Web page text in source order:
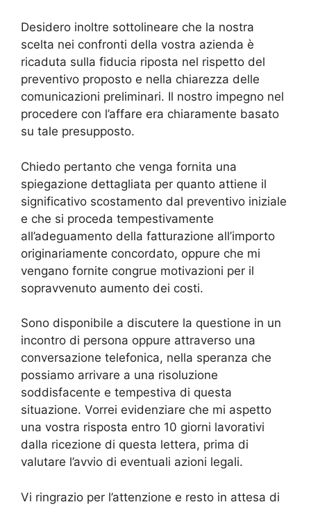
Desidero inoltre sottolineare che la nostra
scelta nei confronti della vostra azienda è
ricaduta sulla fiducia riposta nel rispetto del
preventivo proposto e nella chiarezza delle
comunicazioni preliminari. Il nostro impegno nel
procedere con l’affare era chiaramente basato
su tale presupposto.
Chiedo pertanto che venga fornita una
spiegazione dettagliata per quanto attiene il
significativo scostamento dal preventivo iniziale
e che si proceda tempestivamente
all’adeguamento della fatturazione all’importo
originariamente concordato, oppure che mi
vengano fornite congrue motivazioni per il
sopravvenuto aumento dei costi.
Sono disponibile a discutere la questione in un
incontro di persona oppure attraverso una
conversazione telefonica, nella speranza che
possiamo arrivare a una risoluzione
soddisfacente e tempestiva di questa
situazione. Vorrei evidenziare che mi aspetto
una vostra risposta entro 10 giorni lavorativi
dalla ricezione di questa lettera, prima di
valutare l’avvio di eventuali azioni legali.
Vi ringrazio per l’attenzione e resto in attesa di